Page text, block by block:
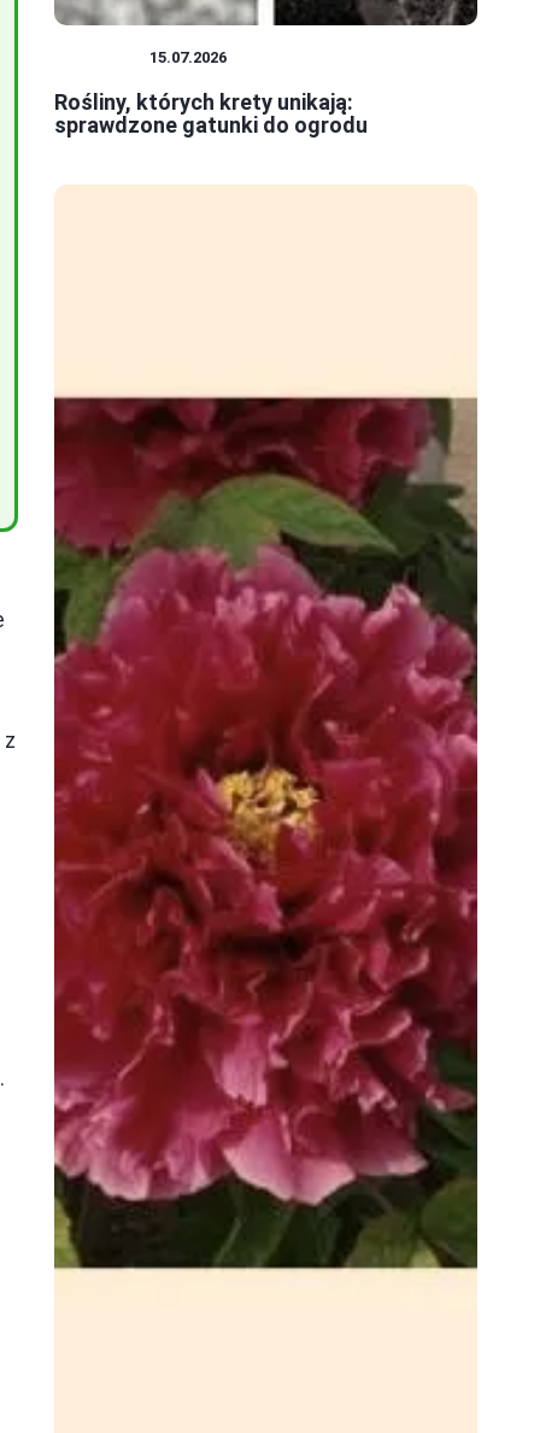
.
15.07.2026
Rośliny, których krety unikają:
sprawdzone gatunki do ogrodu